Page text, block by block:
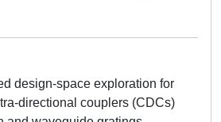
design-space exploration for
directional couplers (CDCs)